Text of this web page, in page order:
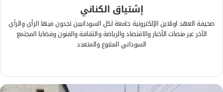
إشتياق الكناني
صحيفة العهد اونلاين الإلكترونية جامعة لكل السودانيين تجدون فيها الرأي والرأي
الآخر عبر منصات الأخبار والاقتصاد والرياضة والثقافة والفنون وقضايا المجتمع
السوداني المتنوع والمتعدد
م
و
س